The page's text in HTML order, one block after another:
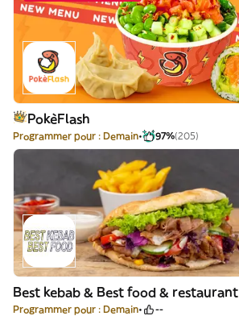
PokèFlash
Programmer pour : Demain 97%(205)
Best kebab & Best food & restaurant
Programmer pour : Demain --